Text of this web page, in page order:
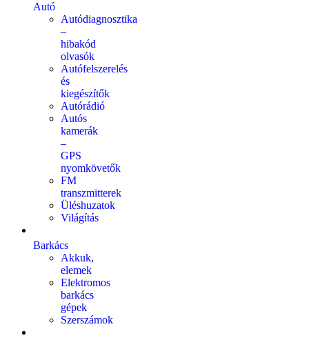
Autó
Autódiagnosztika
–
hibakód
olvasók
Autófelszerelés
és
kiegészítők
Autórádió
Autós
kamerák
–
GPS
nyomkövetők
FM
transzmitterek
Üléshuzatok
Világítás
Barkács
Akkuk,
elemek
Elektromos
barkács
gépek
Szerszámok